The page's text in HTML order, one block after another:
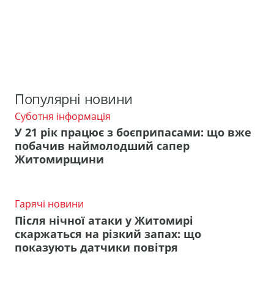
Популярні новини
Суботня інформація
У 21 рік працює з боєприпасами: що вже
побачив наймолодший сапер
Житомирщини
Гарячі новини
Після нічної атаки у Житомирі
скаржаться на різкий запах: що
показують датчики повітря